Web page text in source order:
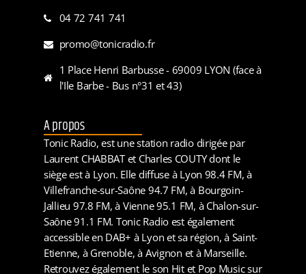
04 72 741 741
promo@tonicradio.fr
1 Place Henri Barbusse - 69009 LYON (face à
l'Ile Barbe - Bus n°31 et 43)
A propos
Tonic Radio, est une station radio dirigée par
Laurent CHABBAT et Charles COUTY dont le
siège est à Lyon. Elle diffuse à Lyon 98.4 FM, à
Villefranche-sur-Saône 94.7 FM, à Bourgoin-
Jallieu 97.8 FM, à Vienne 95.1 FM, à Chalon-sur-
Saône 91.1 FM. Tonic Radio est également
accessible en DAB+ à Lyon et sa région, à Saint-
Etienne, à Grenoble, à Avignon et à Marseille.
Retrouvez également le son Hit et Pop Music sur